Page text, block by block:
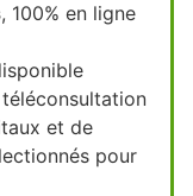
, 100% en ligne
et de
pour